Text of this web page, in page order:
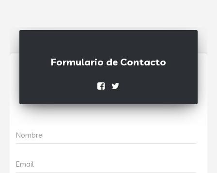
Formulario de Contacto
Nombre
Email